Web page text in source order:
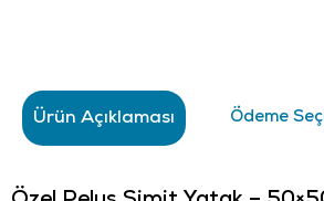
Ürün Açıklaması Ödeme